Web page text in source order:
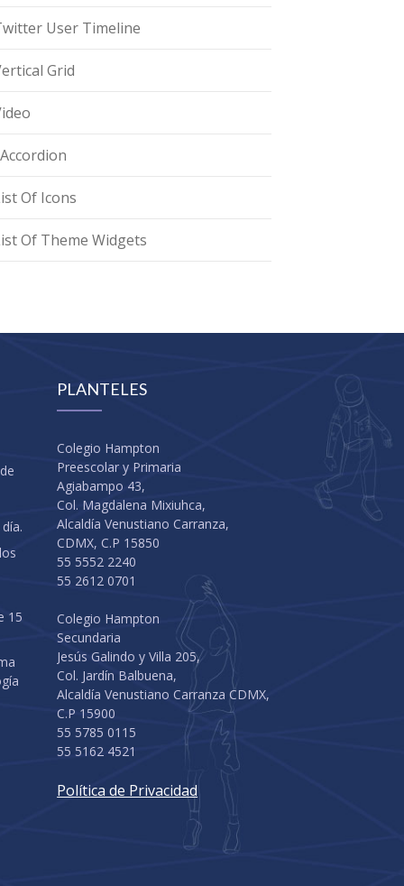
User Timeline
Grid
Of Icons
Of Theme Widgets
15
PLANTELES
Colegio Hampton
Preescolar y Primaria
Agiabampo 43,
Col. Magdalena Mixiuhca,
Alcaldía Venustiano Carranza,
CDMX, C.P 15850
55 5552 2240
55 2612 0701
Colegio Hampton
Secundaria
Jesús Galindo y Villa 205,
Col. Jardín Balbuena,
Alcaldía Venustiano Carranza CDMX,
C.P 15900
55 5785 0115
55 5162 4521
Política de Privacidad